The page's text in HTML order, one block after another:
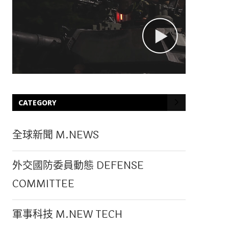
CATEGORY
全球新聞 M.NEWS
外交國防委員動態 DEFENSE
COMMITTEE
軍事科技 M.NEW TECH